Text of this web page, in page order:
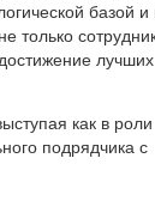
базой
только
лучших
как в роли
подрядчика с